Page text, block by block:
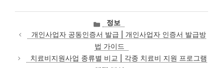
카
테
고
리
정보
개인사업자 공동인증서 발급 | 개인사업자 인증서 발급방
법 가이드
치료비지원사업 종류별 비교 | 각종 치료비 지원 프로그램